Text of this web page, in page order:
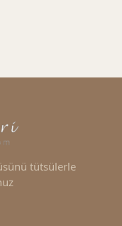
tütsülerle